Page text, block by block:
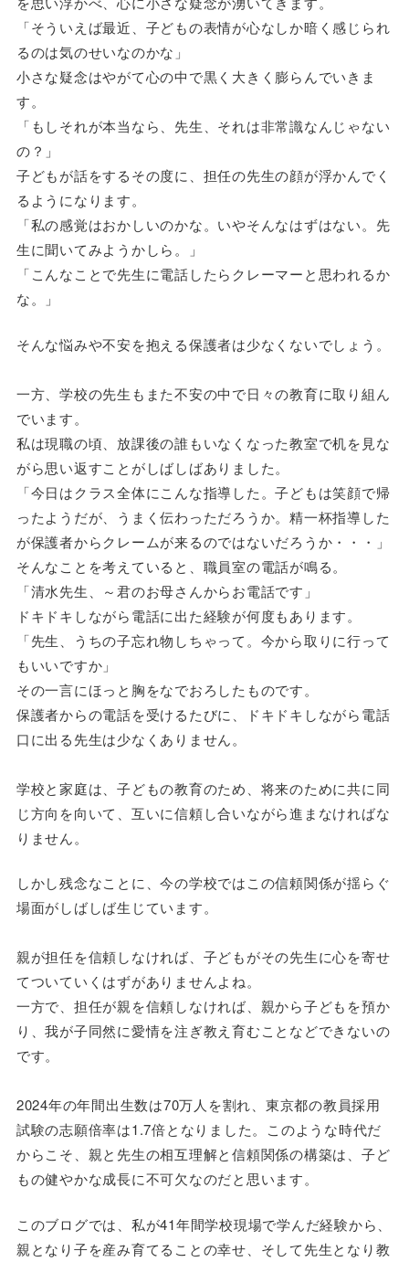
「そういえば最近、子どもの表情が心なしか暗く感じられ
るのは気のせいなのかな」
小さな疑念はやがて心の中で黒く大きく膨らんでいきま
す。
「もしそれが本当なら、先生、それは非常識なんじゃない
の？」
子どもが話をするその度に、担任の先生の顔が浮かんでく
るようになります。
「私の感覚はおかしいのかな。いやそんなはずはない。先
生に聞いてみようかしら。」
「こんなことで先生に電話したらクレーマーと思われるか
な。」
そんな悩みや不安を抱える保護者は少なくないでしょう。
一方、学校の先生もまた不安の中で日々の教育に取り組ん
でいます。
私は現職の頃、放課後の誰もいなくなった教室で机を見な
がら思い返すことがしばしばありました。
「今日はクラス全体にこんな指導した。子どもは笑顔で帰
ったようだが、うまく伝わっただろうか。精一杯指導した
が保護者からクレームが来るのではないだろうか・・・」
そんなことを考えていると、職員室の電話が鳴る。
「清水先生、～君のお母さんからお電話です」
ドキドキしながら電話に出た経験が何度もあります。
「先生、うちの子忘れ物しちゃって。今から取りに行って
もいいですか」
その一言にほっと胸をなでおろしたものです。
保護者からの電話を受けるたびに、ドキドキしながら電話
口に出る先生は少なくありません。
学校と家庭は、子どもの教育のため、将来のために共に同
じ方向を向いて、互いに信頼し合いながら進まなければな
りません。
しかし残念なことに、今の学校ではこの信頼関係が揺らぐ
場面がしばしば生じています。
親が担任を信頼しなければ、子どもがその先生に心を寄せ
てついていくはずがありませんよね。
一方で、担任が親を信頼しなければ、親から子どもを預か
り、我が子同然に愛情を注ぎ教え育むことなどできないの
です。
2024年の年間出生数は70万人を割れ、東京都の教員採用
試験の志願倍率は1.7倍となりました。このような時代だ
からこそ、親と先生の相互理解と信頼関係の構築は、子ど
もの健やかな成長に不可欠なのだと思います。
このブログでは、私が41年間学校現場で学んだ経験から、
親となり子を産み育てることの幸せ、そして先生となり教